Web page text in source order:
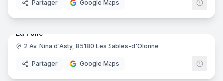
Partager Google Maps
21
La Folie
2 Av. Nina d'Asty, 85180 Les Sables-d'Olonne
Partager Google Maps
15